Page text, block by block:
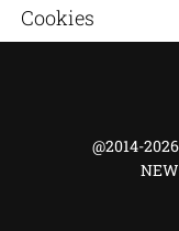
Cookies
@2014-